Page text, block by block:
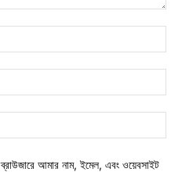
আমার নাম, ইমেল, এবং ওয়েবসাইট